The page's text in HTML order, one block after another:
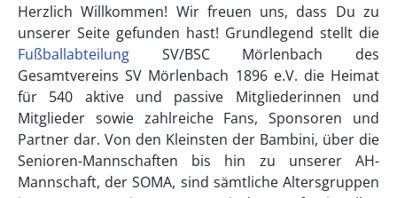
Herzlich Willkommen! Wir freuen uns, dass Du zu
unserer Seite gefunden hast! Grundlegend stellt die
Fußballabteilung SV/BSC Mörlenbach des
Gesamtvereins SV Mörlenbach 1896 e.V. die Heimat
für 540 aktive und passive Mitgliederinnen und
Mitglieder sowie zahlreiche Fans, Sponsoren und
Partner dar. Von den Kleinsten der Bambini, über die
Senioren-Mannschaften bis hin zu unserer AH-
Mannschaft, der SOMA, sind sämtliche Altersgruppen